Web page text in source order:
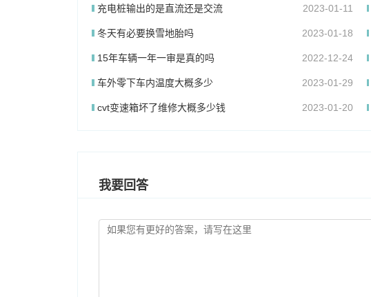
充电桩输出的是直流还是交流 2023-01-11
冬天有必要换雪地胎吗 2023-01-18
15年车辆一年一审是真的吗 2022-12-24
车外零下车内温度大概多少 2023-01-29
cvt变速箱坏了维修大概多少钱 2023-01-20
我要回答